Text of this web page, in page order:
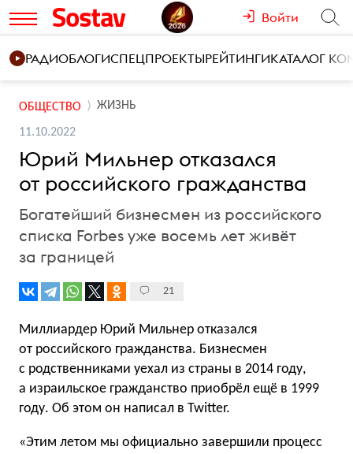
Войти
РАДИОБЛОГИСПЕЦПРОЕКТЫРЕЙТИНГИКАТАЛОГ
ОБЩЕСТВО ЖИЗНЬ
11.10.2022
Юрий Мильнер отказался
от российского гражданства
Богатейший бизнесмен из российского
списка Forbes уже восемь лет живёт
за границей
21
Миллиардер Юрий Мильнер отказался
от российского гражданства. Бизнесмен
с родственниками уехал из страны в 2014 году,
а израильское гражданство приобрёл ещё в 1999
году. Об этом он написал в Twitter.
«Этим летом мы официально завершили процесс